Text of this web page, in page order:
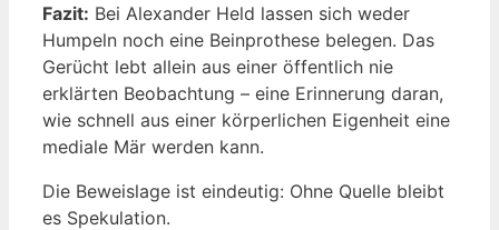
Fazit: Bei Alexander Held lassen sich weder
Humpeln noch eine Beinprothese belegen. Das
Gerücht lebt allein aus einer öffentlich nie
erklärten Beobachtung – eine Erinnerung daran,
wie schnell aus einer körperlichen Eigenheit eine
mediale Mär werden kann.
Die Beweislage ist eindeutig: Ohne Quelle bleibt
es Spekulation.